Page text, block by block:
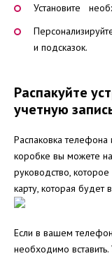
Установите
и подсказок.
Распакуйте
учетную
Распаковка телефона
коробке вы можете
руководство,
карту, которая будет
Если в вашем
необходимо